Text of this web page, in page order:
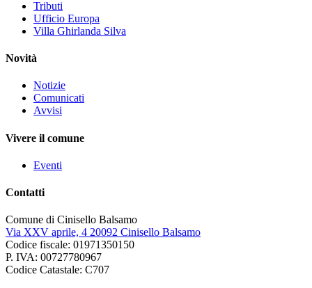
Tributi
Ufficio Europa
Villa Ghirlanda Silva
Novità
Notizie
Comunicati
Avvisi
Vivere il comune
Eventi
Contatti
Comune di Cinisello Balsamo
Via XXV aprile, 4 20092 Cinisello Balsamo
Codice fiscale: 01971350150
P. IVA: 00727780967
Codice Catastale: C707